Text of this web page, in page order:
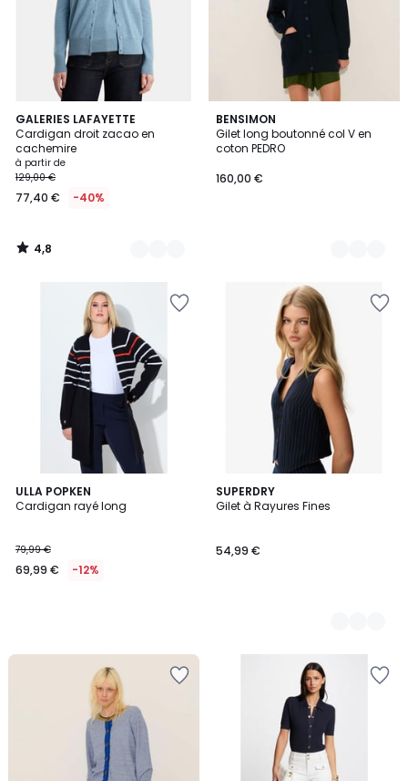
GALERIES LAFAYETTE
Cardigan droit zacao en
cachemire
à partir de
129,00 €
77,40 € -40%
4,8
/ 5
27
Couleurs
4,8
/
BENSIMON
Gilet long boutonné col V en
coton PEDRO
160,00 €
2
Couleurs
ULLA POPKEN
Cardigan rayé long
79,99 €
69,99 € -12%
SUPERDRY
Gilet à Rayures Fines
54,99 €
3
Couleurs